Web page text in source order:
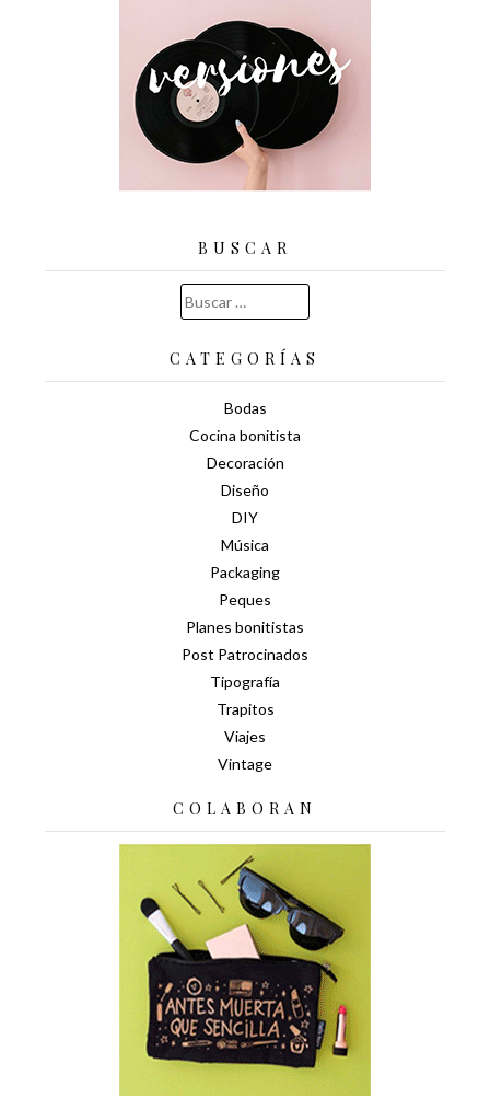
BUSCAR
Buscar:
CATEGORÍAS
Bodas
Cocina bonitista
Decoración
Diseño
DIY
Música
Packaging
Peques
Planes bonitistas
Post Patrocinados
Tipografía
Trapitos
Viajes
Vintage
COLABORAN